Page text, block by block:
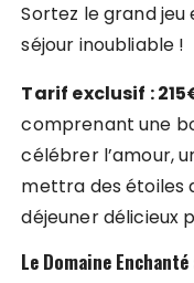
Sortez le grand
séjour inoubliable !
Tarif exclusif :
comprenant une
célébrer l’amour,
mettra des étoiles
déjeuner délicieux
Le Domaine